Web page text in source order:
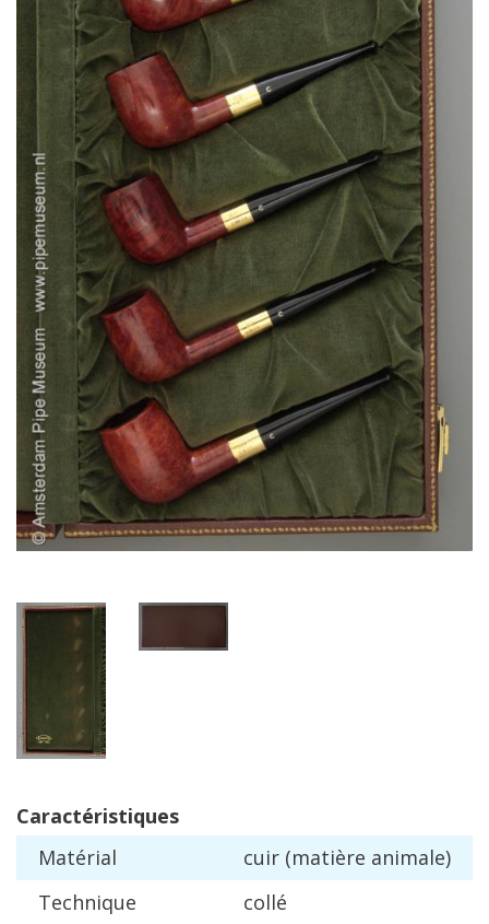
Caractéristiques
Matérial cuir (matière animale)
Technique
collé